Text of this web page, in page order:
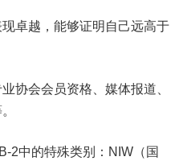
卓越，能够证明自己远高于
协会会员资格、媒体报道、
2中的特殊类别：NIW（国